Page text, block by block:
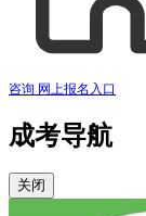
咨询 网上报名入口
成考导航
关闭